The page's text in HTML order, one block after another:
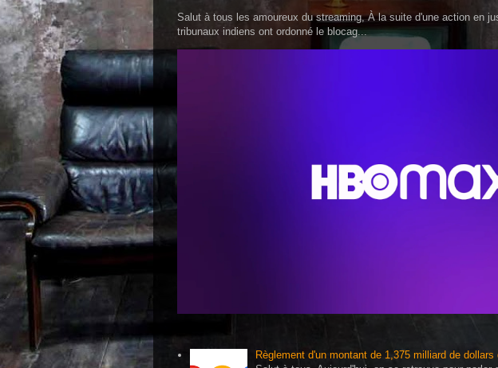
Salut à tous les amoureux du streaming, À la suite d'une action en
tribunaux indiens ont ordonné le blocag...
Règlement d'un montant de 1,375 milliard de